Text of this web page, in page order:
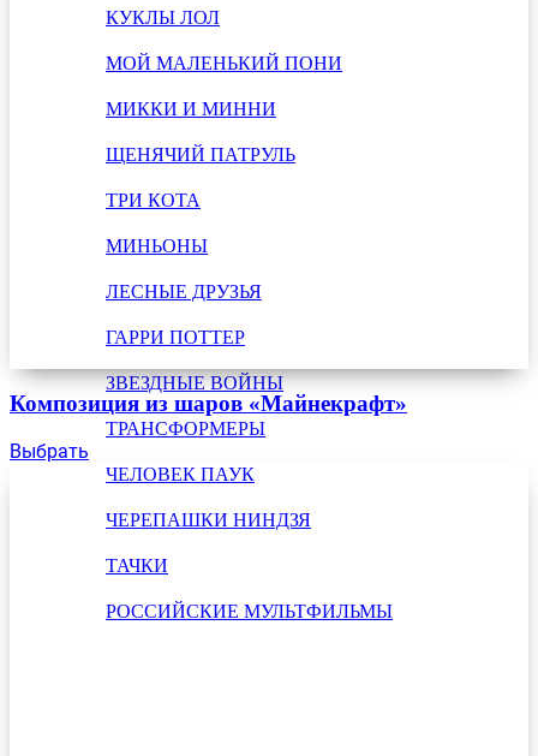
КУКЛЫ ЛОЛ
МОЙ МАЛЕНЬКИЙ ПОНИ
МИККИ И МИННИ
ЩЕНЯЧИЙ ПАТРУЛЬ
ТРИ КОТА
МИНЬОНЫ
ЛЕСНЫЕ ДРУЗЬЯ
ГАРРИ ПОТТЕР
ЗВЕЗДНЫЕ ВОЙНЫ
ТРАНСФОРМЕРЫ
ЧЕЛОВЕК ПАУК
ЧЕРЕПАШКИ НИНДЗЯ
ТАЧКИ
РОССИЙСКИЕ МУЛЬТФИЛЬМЫ
Композиция из шаров «Майнекрафт»
Выбрать